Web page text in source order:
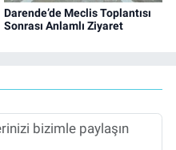
Darende’de Meclis Toplantısı
Sonrası Anlamlı Ziyaret